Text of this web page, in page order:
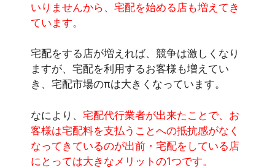
いりませんから、宅配を始める店も増えてき
ています。
宅配をする店が増えれば、競争は激しくなり
ますが、宅配を利用するお客様も増えてい
き、宅配市場のπは大きくなっています。
なにより、 宅配代行業者が出来たことで、お
客様は宅配料を支払うことへの抵抗感がなく
なってきているのが出前・宅配をしている店
にとっては大きなメリットの1つです。